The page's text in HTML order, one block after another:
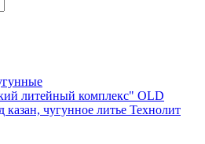
литейный комплекс" OLD
чугунное литье Технолит